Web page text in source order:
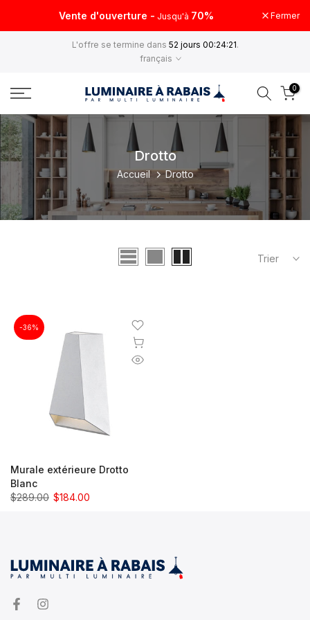
au
Vente d'ouverture - Jusqu'à 70% Fermer
L'offre se termine dans 52 jours 00:24:21.
français
0
Drotto
Accueil Drotto
Trier
-36%
Murale extérieure Drotto
Blanc
$289.00 $184.00